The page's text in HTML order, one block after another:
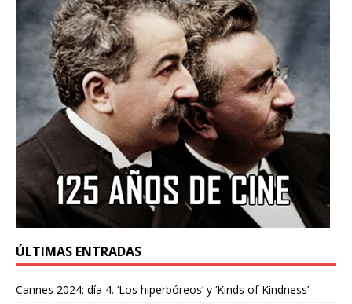
ÚLTIMAS ENTRADAS
Cannes 2024: día 4. ‘Los hiperbóreos’ y ‘Kinds of Kindness’